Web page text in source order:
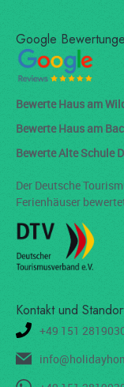
Google
Bewerte Haus am
Bewerte Haus am
Bewerte Alte Schule
Der Deutsche
Ferienhäuser
Kontakt und
+49 151